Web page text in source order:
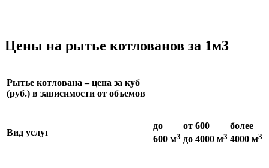
Цены на рытье котлованов за 1м3
Рытье котлована – цена за куб
(руб.) в зависимости от объемов
Вид услуг
до
600 м3
от 600
до 4000 м3
более
4000 м3